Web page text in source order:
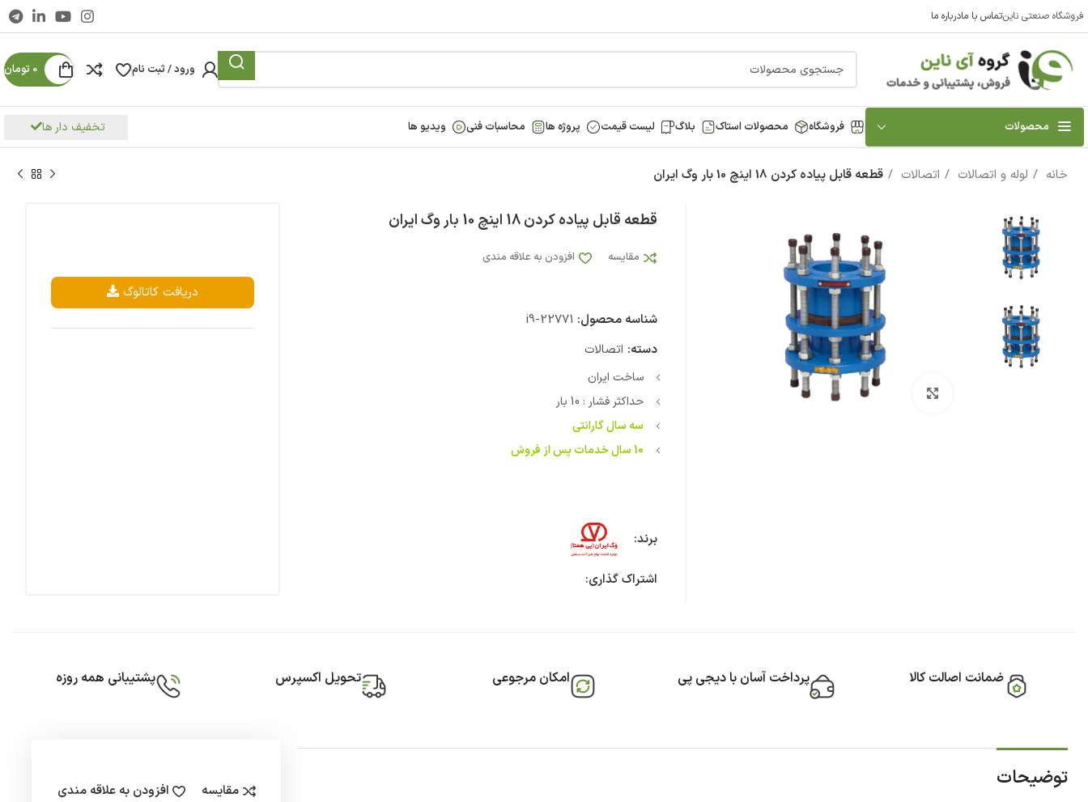
فروشگاه صنعتی ناینتماس با مادرباره ما
ورود / ثبت نام 0 تومان
محصولات فروشگاه محصولات استاک بلاگ لیست قیمت پروژه ها محاسبات فنی ویدیو ها تخفیف دار ها
خانه لوله و اتصالات اتصالات قطعه قابل پیاده کردن 18 اینچ 10 بار وگ ایران
بزرگنمایی تصویر
قطعه قابل پیاده کردن 18 اینچ 10 بار وگ ایران
مقایسه افزودن به علاقه مندی
شناسه محصول: i9-22771
دسته: اتصالات
ساخت ایران
حداکثر فشار : 10 بار
سه سال گارانتی
10 سال خدمات پس از فروش
برند:
اشتراک گذاری:
دریافت کاتالوگ
ضمانت اصالت کالا پرداخت آسان با دیجی پی امکان مرجوعی تحویل اکسپرس پشتیبانی همه روزه
توضیحات مقایسه افزودن به علاقه مندی